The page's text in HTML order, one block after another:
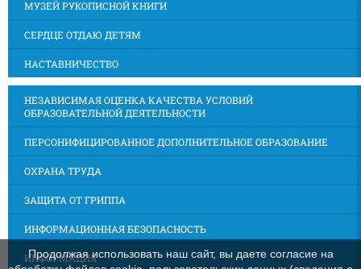
МУЗЕЙ РУКОПИСНОЙ КНИГИ
СЕРДЦЕ ОТДАЮ ДЕТЯМ
НАСТАВНИЧЕСТВО
НЕЗАВИСИМАЯ ОЦЕНКА КАЧЕСТВА УСЛОВИЙ
ОБРАЗОВАТЕЛЬНОЙ ДЕЯТЕЛЬНОСТИ
ПЕРСОНИФИЦИРОВАННОЕ ДОПОЛНИТЕЛЬНОЕ ОБРАЗОВАНИЕ
ОХРАНА ТРУДА
ЗАЩИТА ОТ ГРИППА
ИНФОРМАЦИОННАЯ БЕЗОПАСНОСТЬ
ИНФОРМАЦИЯ
Продолжая использовать наш сайт, вы даете согласие на